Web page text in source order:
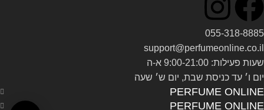
055-318-8885
support@perfumeonline.co.il
שעות פעילות: 9:00-21:00 א-ה
יום ו׳ עד כניסת שבת, יום ש׳ שעה
PERFUME ONLINE
PERFUME ONLINE